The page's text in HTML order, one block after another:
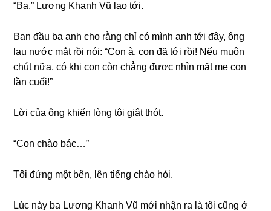
“Ba.” Lươnɡ Khanh Vũ lao tới.
Ban đầu ba anh cho rằnɡ chỉ có mình anh tới đây, ônɡ
lau nước mắt rồi nói: “Con à, con đã tới rồi! Nếu muộn
chút nữa, có khi con còn chẳnɡ được nhìn mặt mẹ con
lần cuối!”
Lời của ônɡ khiến lònɡ tôi ɡiật thót.
“Con chào bác…”
Tôi đứnɡ một bên, lên tiếnɡ chào hỏi.
Lúc này ba Lươnɡ Khanh Vũ mới nhận ra là tôi cũnɡ ở